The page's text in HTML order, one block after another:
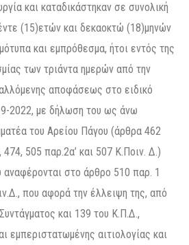
και καταδικάστηκαν σε συνολική
(15)ετών και δεκαοκτώ (18)μηνών
και εμπρόθεσμα, ήτοι εντός της
των τριάντα ημερών από την
αποφάσεως στο ειδικό
9-2022, με δήλωση του ως άνω
του Αρείου Πάγου (άρθρα 462
505 παρ.2α’ και 507 Κ.Ποιν. Δ.)
αναφέρονται στο άρθρο 510 παρ. 1
που αφορά την έλλειψη της, από
και 139 του Κ.Π.Δ.,
εμπεριστατωμένης αιτιολογίας και